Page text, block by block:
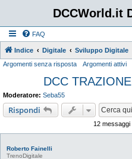
DCCWorld.it
FAQ
Indice Digitale Sviluppo Digitale
Argomenti senza risposta Argomenti attivi
DCC
Moderatore: Seba55
Rispondi
12 messaggi
Roberto Fainelli
TrenoDigitale